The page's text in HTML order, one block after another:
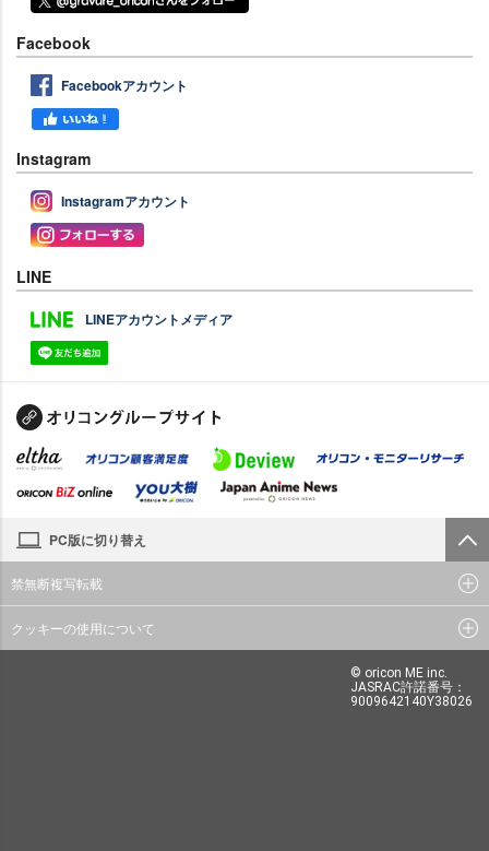
Facebook
Facebookアカウント
Instagram
Instagramアカウント
LINE
LINEアカウントメディア
PC版に切り替え
禁無断複写転載
クッキーの使用について
© oricon ME inc.
JASRAC許諾番号：
9009642140Y38026